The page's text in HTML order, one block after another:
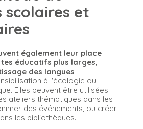
scolaires et
également leur place
éducatifs plus larges,
des langues
à l'écologie ou
Elles peuvent être utilisées
ateliers thématiques dans les
des événements, ou créer
les bibliothèques.